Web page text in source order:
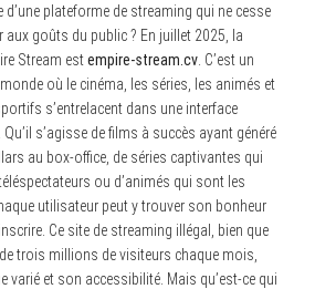
d’une plateforme de streaming qui ne cesse
aux goûts du public ? En juillet 2025, la
Stream estempire-stream.cv . C’est un
où le cinéma, les séries, les animés et
s’entrelacent dans une interface
s’agisse de films à succès ayant généré
au box-office, de séries captivantes qui
ou d’animés qui sont les
utilisateur peut y trouver son bonheur
Ce site de streaming illégal, bien que
trois millions de visiteurs chaque mois,
varié et son accessibilité. Mais qu’est-ce qui